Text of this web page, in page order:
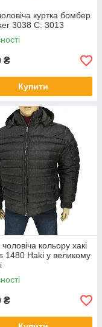
куртка бомбер
3038 C: 3013
₴
Купити
чоловіча кольору хакі
1480 Haki у великому
₴